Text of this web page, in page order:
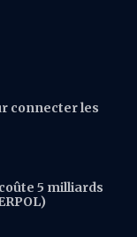
connecter les
5 milliards